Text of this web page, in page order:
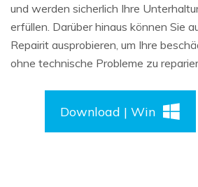
und werden sicherlich Ihre
erfüllen. Darüber hinaus können Sie
Repairit ausprobieren, um Ihre
ohne technische Probleme zu
Download | Win